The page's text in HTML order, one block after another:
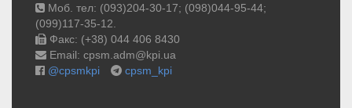
Моб. тел: (093)204-30-17; (098)044-95-44;
(099)117-35-12.
Факс: (+38) 044 406 8430
Email: cpsm.adm@kpi.ua
@cpsmkpi
cpsm_kpi